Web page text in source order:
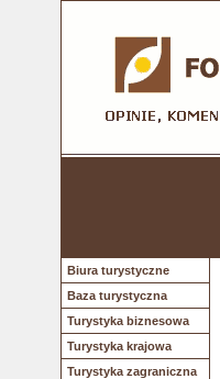
Biura turystyczne
Baza turystyczna
Turystyka biznesowa
Turystyka krajowa
Turystyka zagraniczna